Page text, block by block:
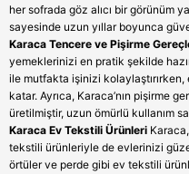
her sofrada göz alıcı bir görünüm
sayesinde uzun yıllar boyunca
Karaca Tencere ve Pişirme
yemeklerinizi en pratik şekilde
ile mutfakta işinizi kolaylaştırırken,
katar. Ayrıca, Karaca’nın pişirme
üretilmiştir, uzun ömürlü kullanım
Karaca Ev Tekstili Ürünleri
tekstili ürünleriyle de evlerinizi
örtüler ve perde gibi ev tekstili